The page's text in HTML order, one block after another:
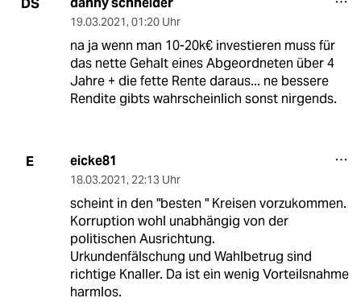
19.03.2021, 01:20 Uhr
na ja wenn man 10-20k€ investieren muss für
das nette Gehalt eines Abgeordneten über 4
Jahre + die fette Rente daraus... ne bessere
Rendite gibts wahrscheinlich sonst nirgends.
E eicke81
18.03.2021, 22:13 Uhr
scheint in den "besten " Kreisen vorzukommen.
Korruption wohl unabhängig von der
politischen Ausrichtung.
Urkundenfälschung und Wahlbetrug sind
richtige Knaller. Da ist ein wenig Vorteilsnahme
harmlos.